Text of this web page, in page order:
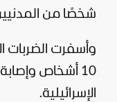
شخصًا من
وأسفرت الضربات
10 أشخاص
الإسرائيلية.